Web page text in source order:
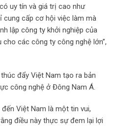
uy tín và giá trị cao như
cung cấp cơ hội việc làm mà
lập công ty khởi nghiệp của
các công ty công nghệ lớn”,
đẩy Việt Nam tạo ra bản
công nghệ ở Đông Nam Á.
Việt Nam là một tin vui,
điều này thực sự đem lại lợi